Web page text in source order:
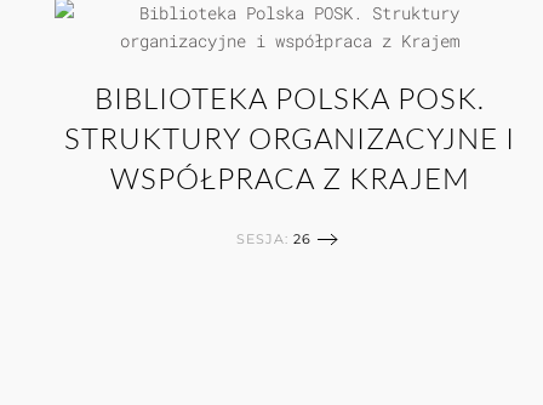
BIBLIOTEKA POLSKA POSK.
STRUKTURY ORGANIZACYJNE I
WSPÓŁPRACA Z KRAJEM
SESJA: 26